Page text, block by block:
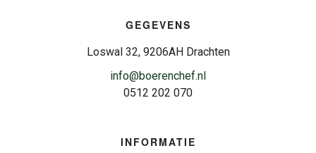
GEGEVENS
Loswal 32, 9206AH Drachten
info@boerenchef.nl
0512 202 070
INFORMATIE